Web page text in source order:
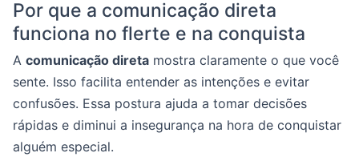
Por que a comunicação direta
funciona no flerte e na conquista
A comunicação direta mostra claramente o que você
sente. Isso facilita entender as intenções e evitar
confusões. Essa postura ajuda a tomar decisões
rápidas e diminui a insegurança na hora de conquistar
alguém especial.